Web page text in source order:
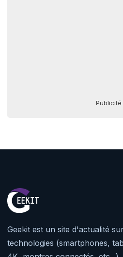
Publicité
Geekit est un site d'actualité
technologies (smartphones,